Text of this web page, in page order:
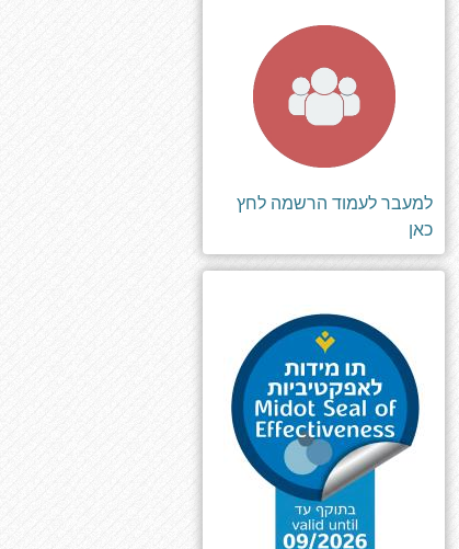
למעבר לעמוד הרשמה לחץ
כאן